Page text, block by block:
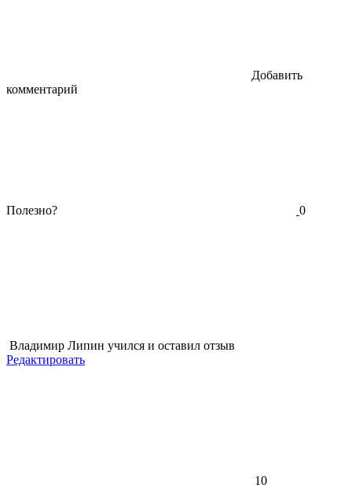
Добавить
комментарий
Полезно? 0
Владимир Липин учился и оставил отзыв
Редактировать
10